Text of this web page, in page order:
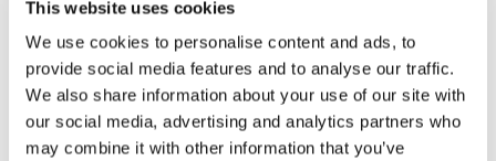
This website uses cookies
We use cookies to personalise content and ads, to
provide social media features and to analyse our traffic.
We also share information about your use of our site with
our social media, advertising and analytics partners who
may combine it with other information that you’ve
Metropolità